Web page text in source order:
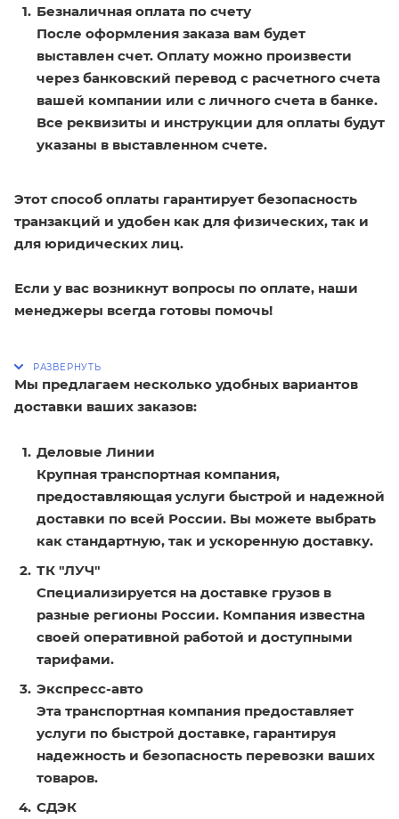
Безналичная оплата по счету
После оформления заказа вам будет
выставлен счет. Оплату можно произвести
через банковский перевод с расчетного счета
вашей компании или с личного счета в банке.
Все реквизиты и инструкции для оплаты будут
указаны в выставленном счете.
Этот способ оплаты гарантирует безопасность
транзакций и удобен как для физических, так и
для юридических лиц.
Если у вас возникнут вопросы по оплате, наши
менеджеры всегда готовы помочь!
Мы предлагаем несколько удобных вариантов
доставки ваших заказов:
Деловые Линии
Крупная транспортная компания,
предоставляющая услуги быстрой и надежной
доставки по всей России. Вы можете выбрать
как стандартную, так и ускоренную доставку.
ТК "ЛУЧ"
Специализируется на доставке грузов в
разные регионы России. Компания известна
своей оперативной работой и доступными
тарифами.
Экспресс-авто
Эта транспортная компания предоставляет
услуги по быстрой доставке, гарантируя
надежность и безопасность перевозки ваших
товаров.
СДЭК